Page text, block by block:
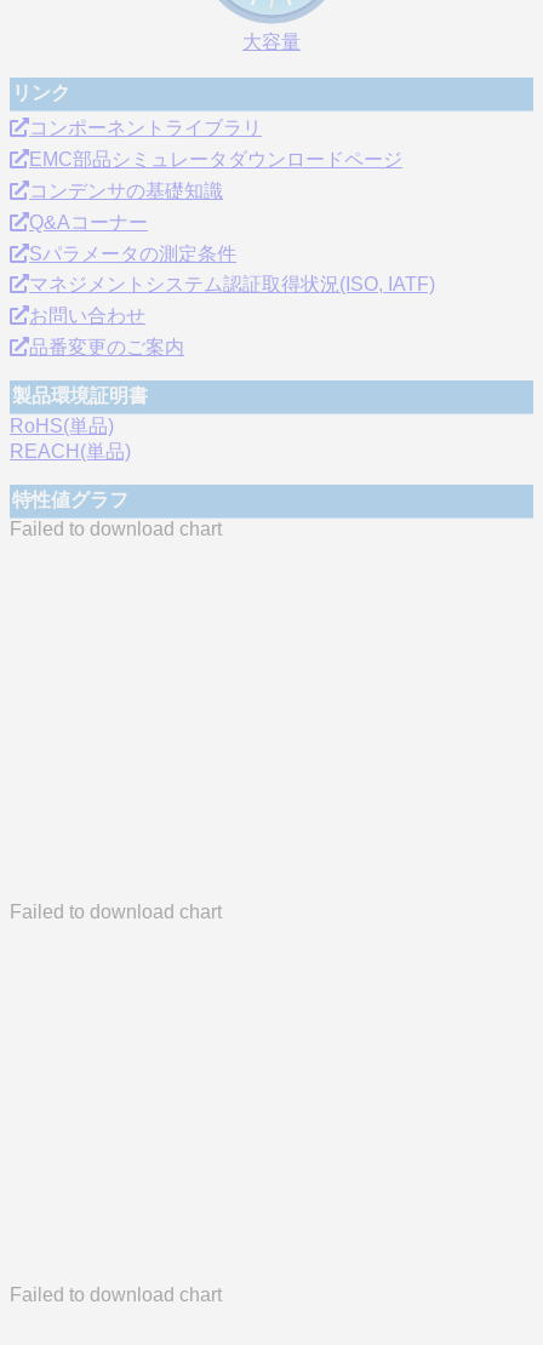
大容量
リンク
コンポーネントライブラリ
EMC部品シミュレータダウンロードページ
コンデンサの基礎知識
Q&Aコーナー
Sパラメータの測定条件
マネジメントシステム認証取得状況(ISO, IATF)
お問い合わせ
品番変更のご案内
製品環境証明書
RoHS(単品)
REACH(単品)
特性値グラフ
Failed to download chart
Failed to download chart
Failed to download chart